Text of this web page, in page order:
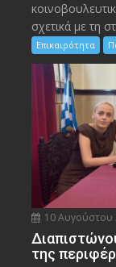
σχετικά με τη
Επικαιρότητα
10 Αυγούστου
της